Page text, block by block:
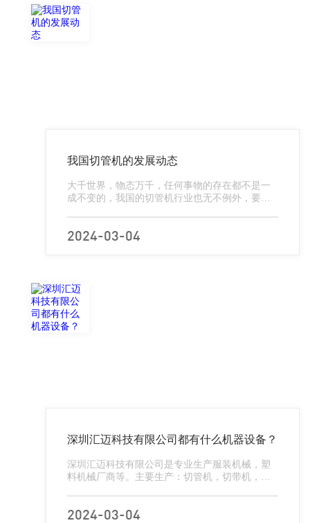
我国切管机的发展动态
大千世界，物态万千，任何事物的存在都不是一
成不变的，我国的切管机行业也无不例外，要么
今，纸管机、卷筒纸分切机、切管机...
2024-03-04
深圳汇迈科技有限公司都有什么机器设备？
深圳汇迈科技有限公司是专业生产服装机械，塑
料机械厂商等。主要生产：切管机，切带机，热
eva切割机，压胶机，充绒机等...
2024-03-04